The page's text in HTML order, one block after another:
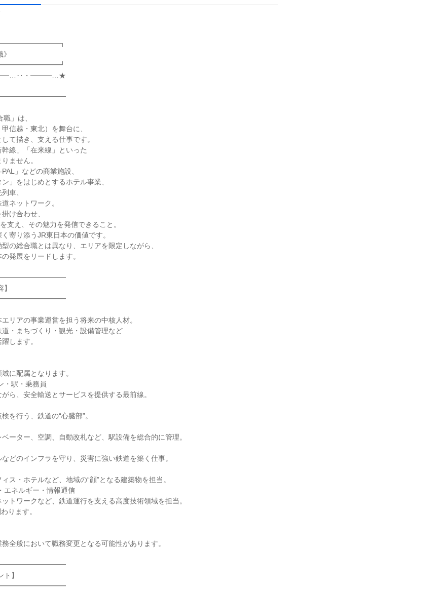
・━━━…★
」は、
信越・東北）を舞台に、
て描き、支える仕事です。
線」「在来線」といった
ません。
」などの商業施設、
ン」をはじめとするホテル事業、
車、
ネットワーク。
け合わせ、
支え、その魅力を発信できること。
寄り添うJR東日本の価値です。
の総合職とは異なり、エリアを限定しながら、
発展をリードします。
リアの事業運営を担う将来の中核人材。
・まちづくり・観光・設備管理など
します。
に配属となります。
・駅・乗務員
ら、安全輸送とサービスを提供する最前線。
を行う、鉄道の“心臓部”。
ーター、空調、自動改札など、駅設備を総合的に管理。
どのインフラを守り、災害に強い鉄道を築く仕事。
ス・ホテルなど、地域の“顔”となる建築物を担当。
ネルギー・情報通信
トワークなど、鉄道運行を支える高度技術領域を担当。
ります。
務全般において職務変更となる可能性があります。
】